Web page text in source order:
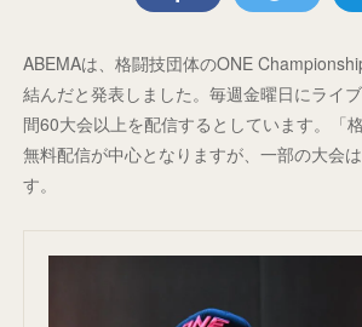
ABEMAは、格闘技団体のONE
結んだと発表しました。毎週金曜日にライ
間60大会以上を配信するとしています。「
無料配信が中心となりますが、一部の大会
す。